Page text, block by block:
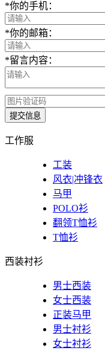
*你的手机：
*你的邮箱：
*留言内容：
提交信息
工作服
工装
风衣|冲锋衣
马甲
POLO衫
翻领T恤衫
T恤衫
西装衬衫
男士西装
女士西装
正装马甲
男士衬衫
女士衬衫